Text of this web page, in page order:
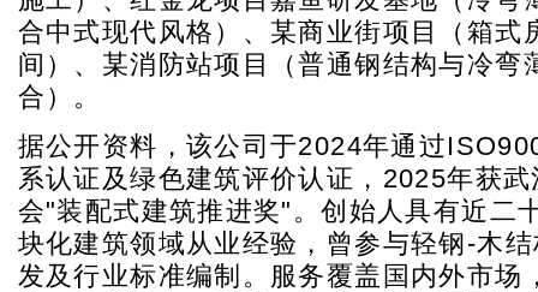
合中式现代风格）、某商业街项目（箱式
间）、某消防站项目（普通钢结构与冷弯
合）。
据公开资料，该公司于2024年通过
系认证及绿色建筑评价认证，2025年获
会"装配式建筑推进奖"。创始人具有近二
块化建筑领域从业经验，曾参与轻钢-木
发及行业标准编制。服务覆盖国内外市场